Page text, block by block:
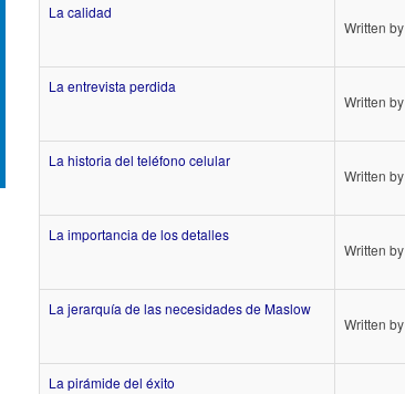
La calidad
Written by
La entrevista perdida
Written by
La historia del teléfono celular
Written by
La importancia de los detalles
Written by
La jerarquía de las necesidades de Maslow
Written by
La pirámide del éxito